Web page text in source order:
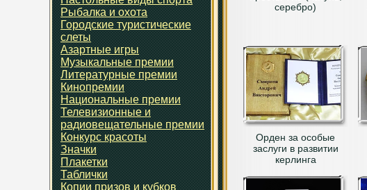
Рыбалка и охота
Городские туристические
слеты
Азартные игры
Музыкальные премии
Литературные премии
Кинопремии
Национальные премии
Телевизионные и
радиовещательные премии
Конкурс красоты
Значки
Плакетки
Таблички
Копии призов и кубков
серебро)
Орден за особые
заслуги в развитии
керлинга